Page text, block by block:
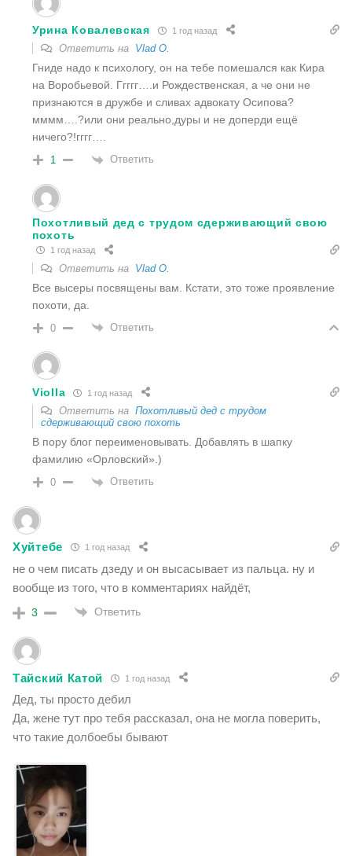
Урина Ковалевская 1 год назад
Ответить на Vlad O.
Гниде надо к психологу, он на тебе помешался как Кира
на Воробьевой. Ггггг….и Рождественская, а че они не
признаются в дружбе и сливах адвокату Осипова?
мммм….?или они реально,дуры и не доперди ещё
ничего?!гггг….
1 Ответить
Похотливый дед с трудом сдерживающий свою
похоть
1 год назад
Ответить на Vlad O.
Все высеры посвящены вам. Кстати, это тоже проявление
похоти, да.
0 Ответить
Violla 1 год назад
Ответить на Похотливый дед с трудом
сдерживающий свою похоть
В пору блог переименовывать. Добавлять в шапку
фамилию «Орловский».)
0 Ответить
Хуйтебе 1 год назад
не о чем писать дзеду и он высасывает из пальца. ну и
вообще из того, что в комментариях найдёт,
3 Ответить
Тайский Катой 1 год назад
Дед, ты просто дебил
Да, жене тут про тебя рассказал, она не могла поверить,
что такие долбоебы бывают